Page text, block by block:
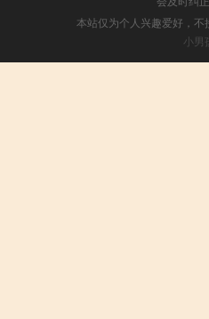
本站仅为个人兴趣爱好，
小男